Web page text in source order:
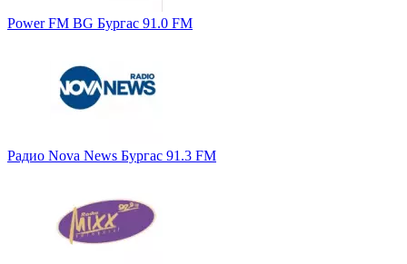
Power FM BG Бургас 91.0 FM
Радио Nova News Бургас 91.3 FM